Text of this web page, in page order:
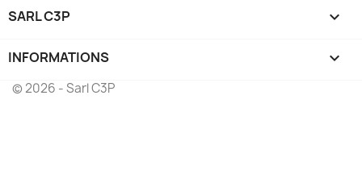
SARL C3P 
INFORMATIONS keyboard_arrow_down
© 2026 - Sarl C3P